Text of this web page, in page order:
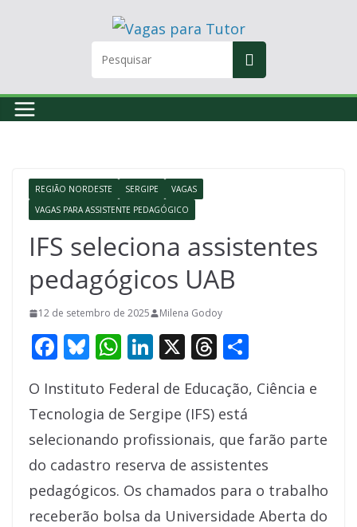
REGIÃO NORDESTE SERGIPE
VAGAS
VAGAS PARA ASSISTENTE PEDAGÓGICO
IFS seleciona assistentes
pedagógicos UAB
12 de setembro de 2025 Milena Godoy
F
e
b
o
o
k
Bl
e
sk
y
W
at
s
A
p
p
Li
k
e
dI
n
X T
re
a
d
s
ar
O Instituto Federal de Educação, Ciência e
Tecnologia de Sergipe (IFS) está
selecionando profissionais, que farão parte
do cadastro reserva de assistentes
pedagógicos. Os chamados para o trabalho
receberão bolsa da Universidade Aberta do